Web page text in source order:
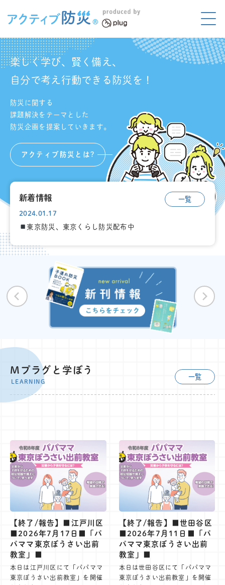
アクティブ防災とは?
ABOUT
Mプラグと学ぼう
LEARNING
家庭でやってみよう
LET'S TRY
COLLABORATION
メディア掲載
講座のご依頼 取材お申し込み
楽しく学び、賢く備え、
自分で考え行動できる防災を！
防災に関する
課題解決をテーマとした
防災企画を提案していきます。
アクティブ防災とは?
新着情報
2024.01.17
東京防災、東京くらし防災配布中
一覧
Mプラグと学ぼう
LEARNING
一覧
【終了/報告】■江戸川区
■2026年7月17日■「パ
パママ東京ぼうさい出前
教室」■
本日は江戸川区にて「パパママ
東京ぼうさい出前教室」を開催
【終了/報告】■世田谷区
■2026年7月11日■「パ
パママ東京ぼうさい出前
教室」■
本日は世田谷区にて「パパママ
東京ぼうさい出前教室」を開催